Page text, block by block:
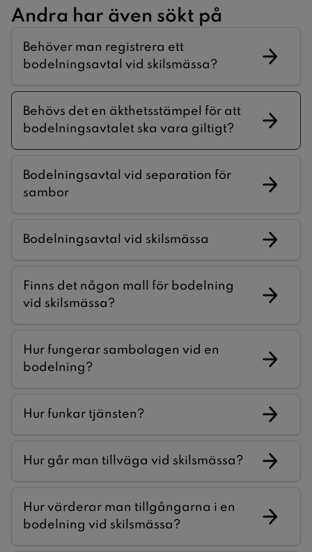
Andra har även sökt på
Behöver man registrera ett
bodelningsavtal vid skilsmässa?
Behövs det en äkthetsstämpel för att
bodelningsavtalet ska vara giltigt?
Bodelningsavtal vid separation för
sambor
Bodelningsavtal vid skilsmässa
Finns det någon mall för bodelning
vid skilsmässa?
Hur fungerar sambolagen vid en
bodelning?
Hur funkar tjänsten?
Hur går man tillväga vid skilsmässa?
Hur värderar man tillgångarna i en
bodelning vid skilsmässa?